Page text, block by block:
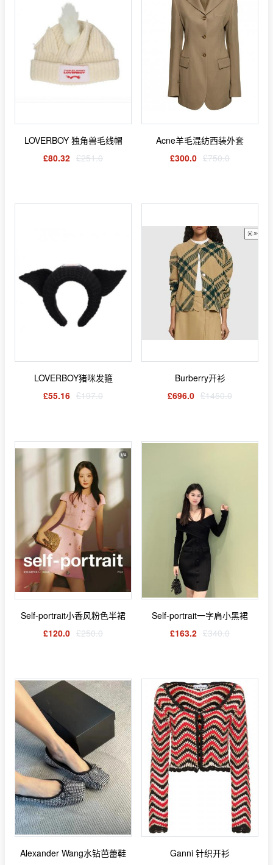
LOVERBOY 独角兽毛线帽
£80.32 £251.0
Acne羊毛混纺西装外套
£300.0 £750.0
LOVERBOY猪咪发箍
£55.16 £197.0
Burberry开衫
£696.0 £1450.0
Self-portrait小香风粉色半裙
£120.0 £250.0
Self-portrait一字肩小黑裙
£163.2 £340.0
Alexander Wang水钻芭蕾鞋
Ganni 针织开衫